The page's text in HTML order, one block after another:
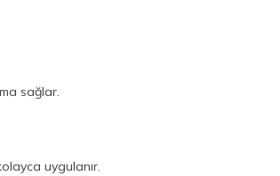
sağlar.
uygulanır.